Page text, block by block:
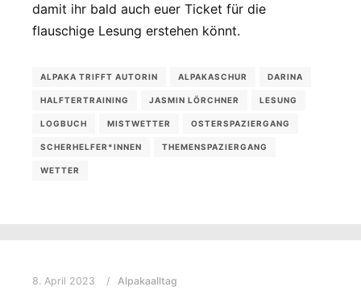
damit ihr bald auch euer Ticket für die
flauschige Lesung erstehen könnt.
ALPAKA TRIFFT AUTORIN ALPAKASCHUR DARINA
HALFTERTRAINING JASMIN LÖRCHNER LESUNG
LOGBUCH MISTWETTER OSTERSPAZIERGANG
SCHERHELFER*INNEN THEMENSPAZIERGANG
WETTER
8. April 2023 Alpakaalltag